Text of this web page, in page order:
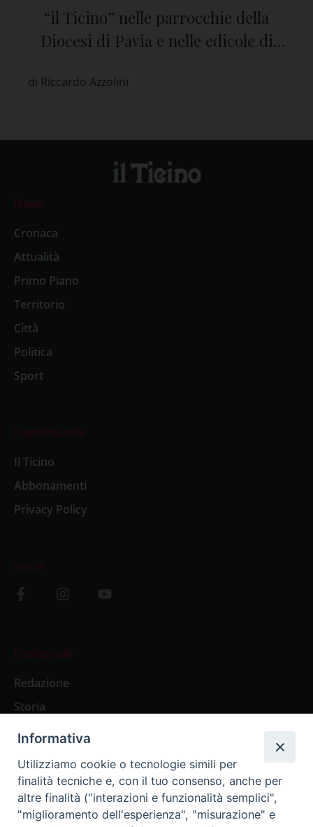
“il Ticino” nelle parrocchie della
Diocesi di Pavia e nelle edicole di
di Riccardo Azzolini
News
Cronaca
Attualità
Primo Piano
Territorio
Città
Politica
Sport
Il settimanale
Il Ticino
Abbonamenti
Privacy Policy
Social
L’editoriale
Redazione
Storia
Abbonamenti
Abbonamento Annuale Digitale
Abbonamento Annuale Cartaceo
Informativa
Utilizziamo cookie o tecnologie simili per
finalità tecniche e, con il tuo consenso, anche per
altre finalità ("interazioni e funzionalità semplici",
"miglioramento dell'esperienza", "misurazione" e